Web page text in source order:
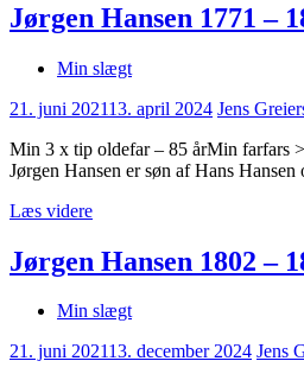
Jørgen Hansen 1771 –
Min slægt
21. juni 202113. april 2024 Jens
Min 3 x tip oldefar – 85 årMin farfars
Jørgen Hansen er søn af Hans
Læs videre
Jørgen Hansen 1802 –
Min slægt
21. juni 202113. december 2024 Jens